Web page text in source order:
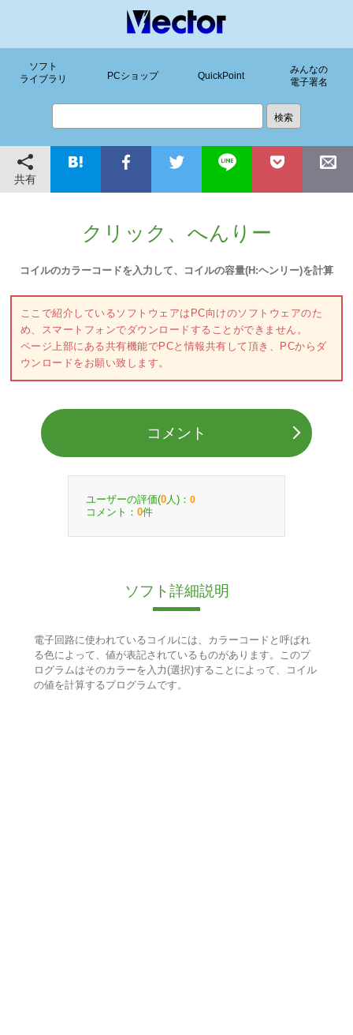
ソフト
ライブラリ
PCショップ QuickPoint
みんなの
電子署名
共有
クリック、へんりー
コイルのカラーコードを入力して、コイルの容量(H:ヘンリー)を計算
ここで紹介しているソフトウェアはPC向けのソフトウェアのた
め、スマートフォンでダウンロードすることができません。
ページ上部にある共有機能でPCと情報共有して頂き、PCからダ
ウンロードをお願い致します。
コメント
ユーザーの評価(0 人)： 0
コメント： 0件
ソフト詳細説明
電子回路に使われているコイルには、カラーコードと呼ばれ
る色によって、値が表記されているものがあります。このプ
ログラムはそのカラーを入力(選択)することによって、コイル
の値を計算するプログラムです。